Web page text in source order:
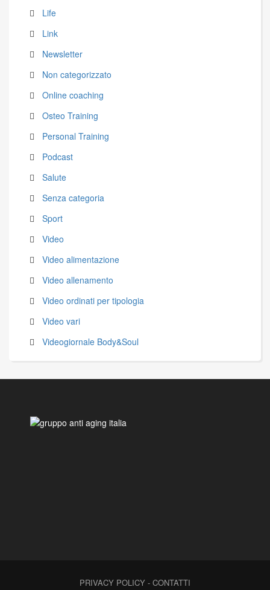
Life
Link
Newsletter
Non categorizzato
Online coaching
Osteo Training
Personal Training
Podcast
Salute
Senza categoria
Sport
Video
Video alimentazione
Video allenamento
Video ordinati per tipologia
Video vari
Videogiornale Body&Soul
PRIVACY POLICY - CONTATTI